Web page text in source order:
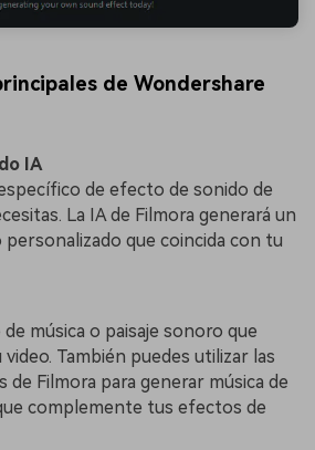
de Wondershare
IA
de efecto de sonido de
La IA de Filmora generará un
que coincida con tu
música o paisaje sonoro que
También puedes utilizar las
de Filmora para generar música de
complemente tus efectos de